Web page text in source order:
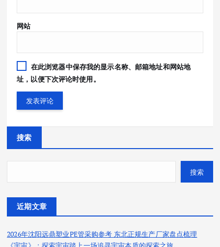
网站
在此浏览器中保存我的显示名称、邮箱地址和网站地
址，以便下次评论时使用。
搜索
搜索
近期文章
2026年沈阳远鼎塑业PE管采购参考 东北正规生产厂家盘点梳理